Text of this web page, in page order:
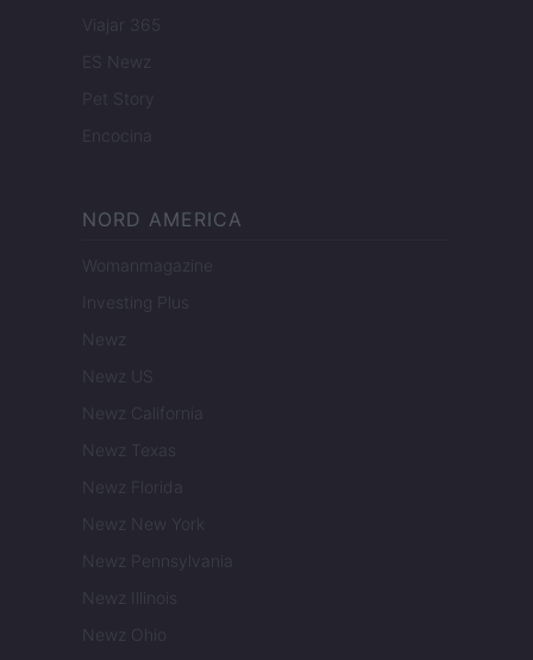
Viajar 365
ES Newz
Pet Story
Encocina
NORD AMERICA
Womanmagazine
Investing Plus
Newz
Newz US
Newz California
Newz Texas
Newz Florida
Newz New York
Newz Pennsylvania
Newz Illinois
Newz Ohio